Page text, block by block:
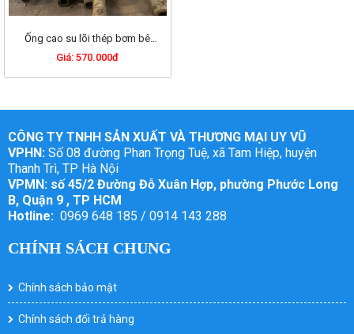
Ống cao su lõi thép bơm bê
tông phi 114
Giá: 570.000đ
CÔNG TY TNHH SẢN XUẤT VÀ THƯƠNG MẠI UY VŨ
VPHN: Số 08 đường Phan Trọng Tuệ, xã Tam Hiệp, huyện
Thanh Trì, TP Hà Nội
VPMN: số 45/2 Đường Đỗ Xuân Hợp, phường Phước Long
B, Quận 9 , TP HCM
Hotline: 0969 648 185 / 0914 143 288
CHÍNH SÁCH CHUNG
Chính sách bảo mật
Chính sách đổi trả hàng